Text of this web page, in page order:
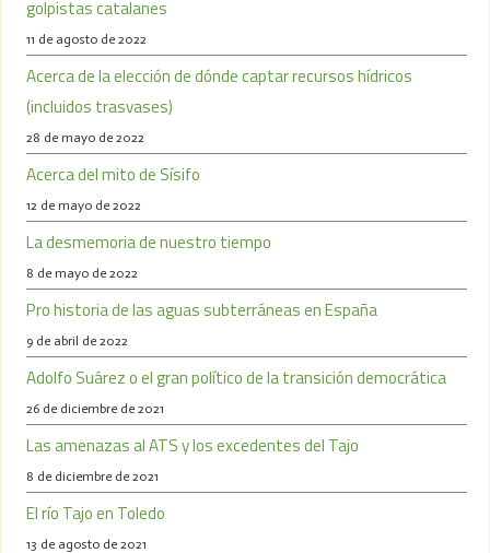
golpistas catalanes
11 de agosto de 2022
Acerca de la elección de dónde captar recursos hídricos
(incluidos trasvases)
28 de mayo de 2022
Acerca del mito de Sísifo
12 de mayo de 2022
La desmemoria de nuestro tiempo
8 de mayo de 2022
Pro historia de las aguas subterráneas en España
9 de abril de 2022
Adolfo Suárez o el gran político de la transición democrática
26 de diciembre de 2021
Las amenazas al ATS y los excedentes del Tajo
8 de diciembre de 2021
El río Tajo en Toledo
13 de agosto de 2021